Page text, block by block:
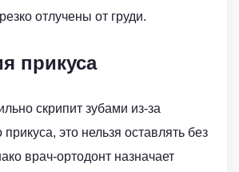
отлучены от груди.
прикуса
скрипит зубами из-за
это нельзя оставлять без
врач-ортодонт назначает